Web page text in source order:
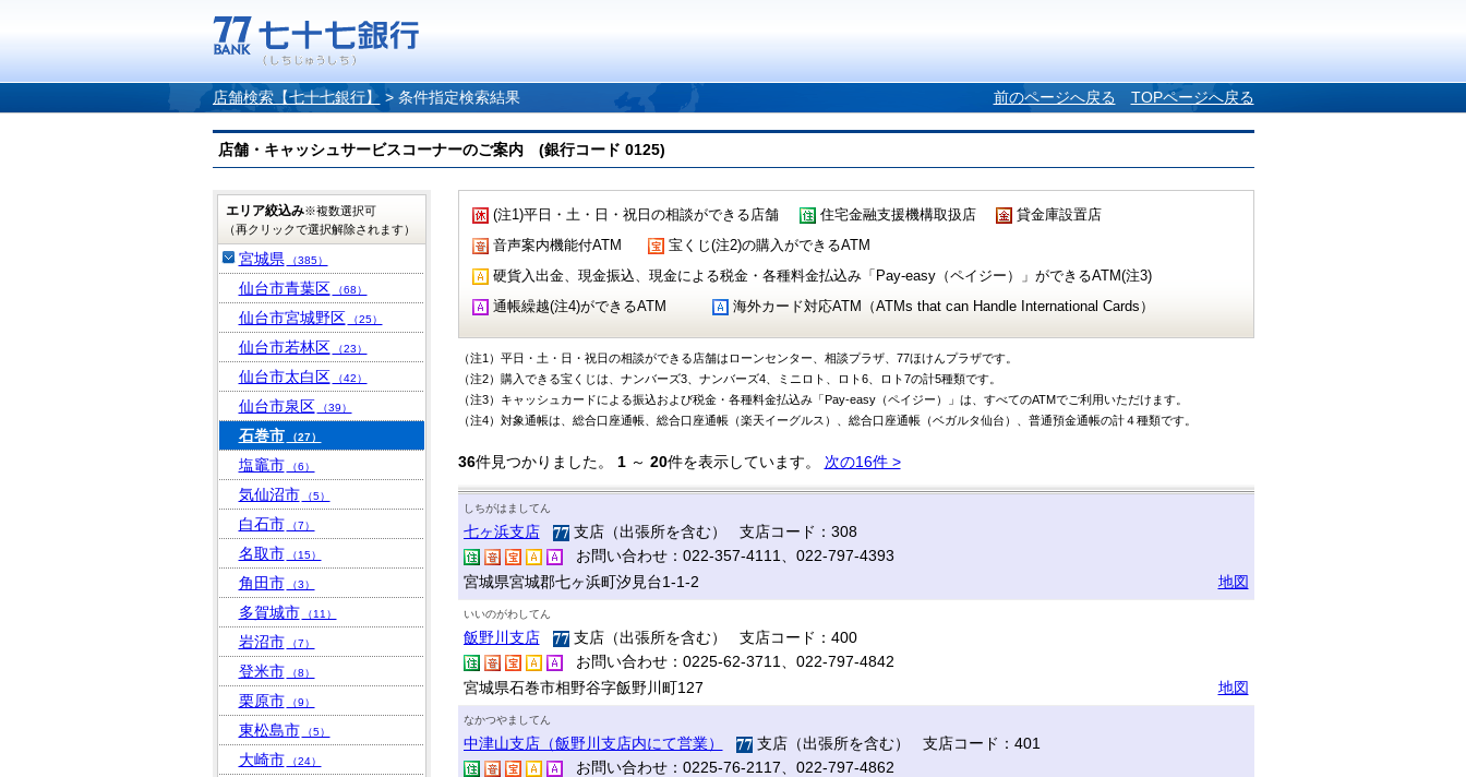
店舗検索【七十七銀行】 > 条件指定検索結果 前のページへ戻る TOPページへ戻る
店舗・キャッシュサービスコーナーのご案内 (銀行コード 0125)
(注1)平日・土・日・祝日の相談ができる店舗 住宅金融支援機構取扱店
貸金庫設置店
音声案内機能付ATM
宝くじ(注2)の購入ができるATM
硬貨入出金、現金振込、現金による税金・各種料金払込み「Pay-easy（ペイジー）」ができるATM(注3)
通帳繰越(注4)ができるATM
海外カード対応ATM（ATMs that can Handle International Cards）
（注1）平日・土・日・祝日の相談ができる店舗はローンセンター、相談プラザ、77ほけんプラザです。
（注2）購入できる宝くじは、ナンバーズ3、ナンバーズ4、ミニロト、ロト6、ロト7の計5種類です。
（注3）キャッシュカードによる振込および税金・各種料金払込み「Pay-easy（ペイジー）」は、すべてのATMでご利用いただけます。
（注4）対象通帳は、総合口座通帳、総合口座通帳（楽天イーグルス）、総合口座通帳（ベガルタ仙台）、普通預金通帳の計４種類です。
36件見つかりました。 1～ 20件を表示しています。 次の16件 >
しちがはましてん
七ヶ浜支店
支店（出張所を含む） 支店コード：308
お問い合わせ：022-357-4111、022-797-4393
宮城県宮城郡七ヶ浜町汐見台1-1-2
地図
いいのがわしてん
飯野川支店
支店（出張所を含む） 支店コード：400
お問い合わせ：0225-62-3711、022-797-4842
宮城県石巻市相野谷字飯野川町127
地図
なかつやましてん
中津山支店（飯野川支店内にて営業）
支店（出張所を含む） 支店コード：401
お問い合わせ：0225-76-2117、022-797-4862
エリア絞込み※複数選択可
（再クリックで選択解除されます）
宮城県 （385）
仙台市青葉区 （68）
仙台市宮城野区 （25）
仙台市若林区 （23）
仙台市太白区 （42）
仙台市泉区 （39）
石巻市 （27）
塩竈市 （6）
気仙沼市 （5）
白石市 （7）
名取市 （15）
角田市 （3）
多賀城市 （11）
岩沼市 （7）
登米市 （8）
栗原市 （9）
東松島市 （5）
大崎市 （24）